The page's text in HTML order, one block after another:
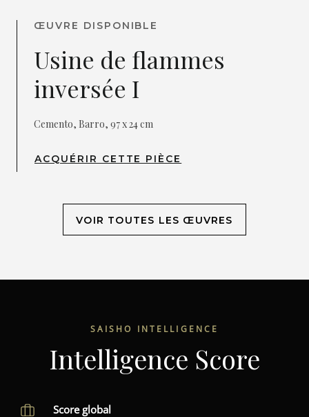
ŒUVRE DISPONIBLE
Usine de flammes
inversée I
Cemento, Barro, 97 x 24 cm
ACQUÉRIR CETTE PIÈCE
VOIR TOUTES LES ŒUVRES
SAISHO INTELLIGENCE
Intelligence Score
Score global